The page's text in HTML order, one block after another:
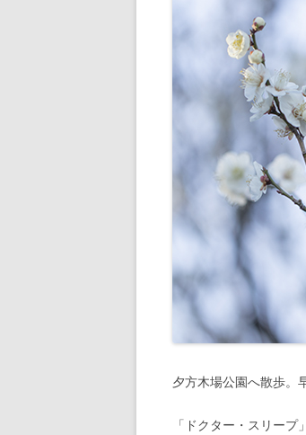
夕方木場公園へ散歩。
「ドクター・スリープ